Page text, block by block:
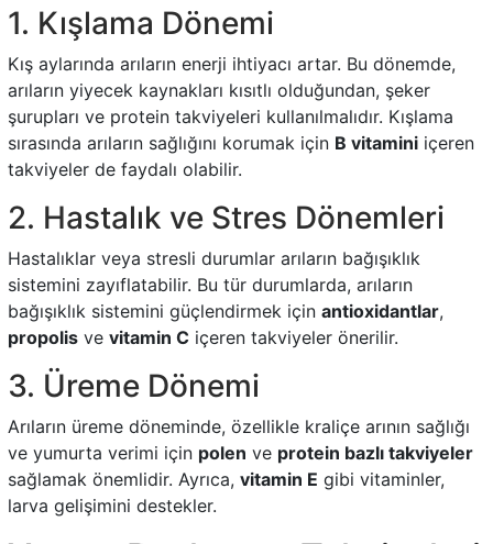
1. Kışlama Dönemi
Kış aylarında arıların enerji ihtiyacı artar. Bu dönemde,
arıların yiyecek kaynakları kısıtlı olduğundan, şeker
şurupları ve protein takviyeleri kullanılmalıdır. Kışlama
sırasında arıların sağlığını korumak için B vitamini içeren
takviyeler de faydalı olabilir.
2. Hastalık ve Stres Dönemleri
Hastalıklar veya stresli durumlar arıların bağışıklık
sistemini zayıflatabilir. Bu tür durumlarda, arıların
bağışıklık sistemini güçlendirmek için antioxidantlar,
propolis ve vitamin C içeren takviyeler önerilir.
3. Üreme Dönemi
Arıların üreme döneminde, özellikle kraliçe arının sağlığı
ve yumurta verimi için polen ve protein bazlı takviyeler
sağlamak önemlidir. Ayrıca, vitamin E gibi vitaminler,
larva gelişimini destekler.